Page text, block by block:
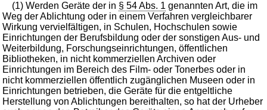
(1) Werden Geräte der in § 54 Abs. 1 genannten Art, die im
Weg der Ablichtung oder in einem Verfahren vergleichbarer
Wirkung vervielfältigen, in Schulen, Hochschulen sowie
Einrichtungen der Berufsbildung oder der sonstigen Aus- und
Weiterbildung, Forschungseinrichtungen, öffentlichen
Bibliotheken, in nicht kommerziellen Archiven oder
Einrichtungen im Bereich des Film- oder Tonerbes oder in
nicht kommerziellen öffentlich zugänglichen Museen oder in
Einrichtungen betrieben, die Geräte für die entgeltliche
Herstellung von Ablichtungen bereithalten, so hat der Urheber